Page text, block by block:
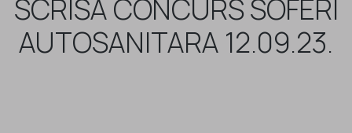
SCRISA CONCURS SOFERI
AUTOSANITARA 12.09.23.